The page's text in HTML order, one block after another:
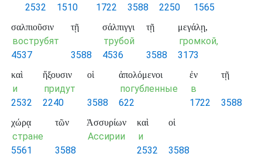
2532
1510
1722
3588
2250
1565
σαλπιοῦσιν
вострубят
4537
τῇ
3588
σάλπιγγι
трубой
4536
τῇ
3588
μεγάλῃ,
громкой,
3173
καὶ
и
2532
ἥξουσιν
придут
2240
οἱ
3588
ἀπολόμενοι
погубленные
622
ἐν
в
1722
τῇ
3588
χώρᾳ
стране
5561
τῶν
3588
Ἀσσυρίων
Ассирии
καὶ
и
2532
οἱ
3588